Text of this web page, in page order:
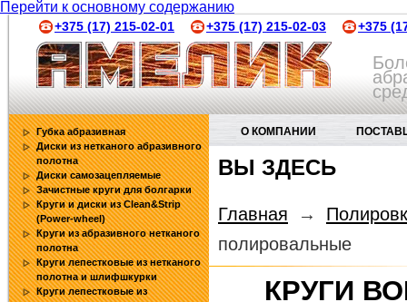
Перейти к основному содержанию
+375 (17) 215-02-01 +375 (17) 215-02-03 +375
Губка абразивная
Диски из нетканого абразивного
полотна
Диски самозацепляемые
Зачистные круги для болгарки
Круги и диски из Clean&Strip
(Power-wheel)
Круги из абразивного нетканого
полотна
Круги лепестковые из нетканого
полотна и шлифшкурки
Круги лепестковые из
О КОМПАНИИ
АБРАЗИВНЫЕ
ВЫ ЗДЕСЬ
Главная →
полировальные
КРУГИ